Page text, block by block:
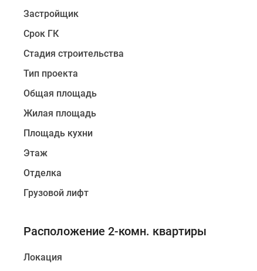
Застройщик
Срок ГК
Стадия строительства
Тип проекта
Общая площадь
Жилая площадь
Площадь кухни
Этаж
Отделка
Грузовой лифт
Расположение 2-комн. квартиры
Локация